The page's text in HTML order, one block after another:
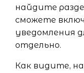
найдите
сможете
уведомления
отдельно.
Как видите,